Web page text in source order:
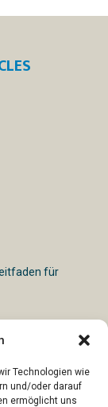
Technologien wie
und/oder darauf
ermöglicht uns
für